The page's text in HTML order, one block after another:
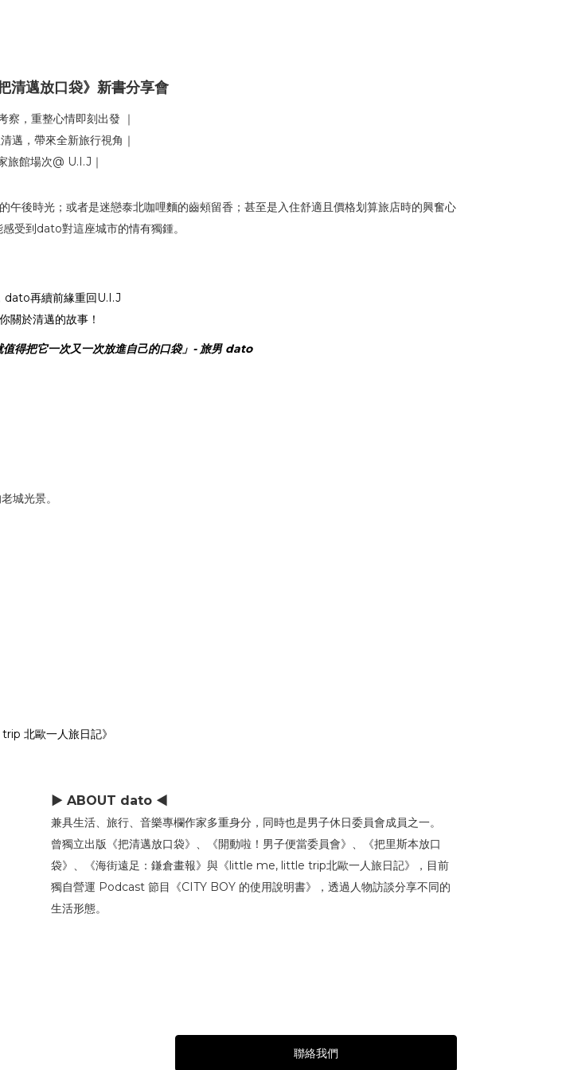
清邁放口袋》新書分享會
察，重整心情即刻出發 ｜
邁，帶來全新旅行視角｜
旅館場次@ U.I.J｜
後時光；或者是迷戀泰北咖哩麵的齒頰留香；甚至是入住舒適且價格划算旅店時的興奮心
受到dato對這座城市的情有獨鍾。
dato再續前緣重回U.I.J
關於清邁的故事！
值得把它一次又一次放進自己的口袋」- 旅男 dato
城光景。
北歐一人旅日記》
▶ ABOUT dato ◀
兼具生活、旅行、音樂專欄作家多重身分，同時也是男子休日委員會成員之一。
曾獨立出版《把清邁放口袋》、《開動啦！男子便當委員會》、《把里斯本放口
袋》、《海街遠足：鎌倉畫報》與《little me, little trip北歐一人旅日記》，目前
獨自營運 Podcast 節目《CITY BOY 的使用說明書》，透過人物訪談分享不同的
生活形態。
聯絡我們